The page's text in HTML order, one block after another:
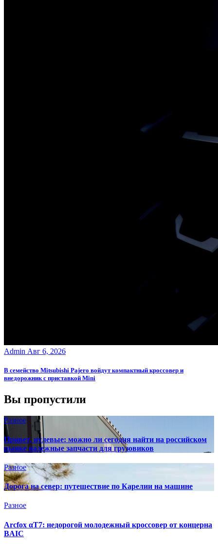
Admin Авг 6, 2026
В семейство Mitsubishi Pajero войдут компактный кроссовер и
внедорожник с приставкой Mini
Вы пропустили
Разное
Привет, нулевые: можно ли сегодня найти на российском
рынке надежные запчасти для грузовиков
Разное
Дорога на север: путешествие по Карелии на машине
Разное
Arcfox αT7: недорогой молодежный кроссовер от концерна
BAIC